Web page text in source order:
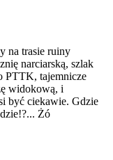
na trasie ruiny
narciarską, szlak
PTTK, tajemnicze
widokową, i
być ciekawie. Gdzie
Żó